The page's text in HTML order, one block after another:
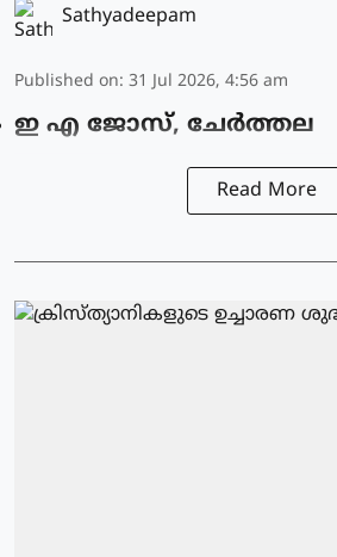
Sathyadeepam
Published on: 31 Jul 2026, 4:56 am
ഇ എ ജോസ്, ചേർത്തല
Read More